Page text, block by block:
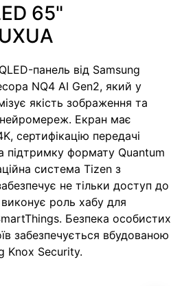
65"
панель від Samsung
NQ4 AI Gen2, який у
якість зображення та
Екран має
сертифікацію передачі
підтримку формату Quantum
система Tizen з
не тільки доступ до
роль хабу для
Безпека особистих
забезпечується вбудованою
Knox Security.